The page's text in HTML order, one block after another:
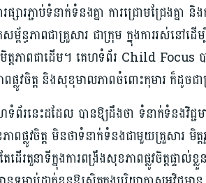
សារភ្ជាប់​ទំនាក់ទំនង​គ្នា ការ​ជ្រោមជ្រែង​គ្នា
ម្ព័ន្ធភាពជាគ្រួសារ ជាក្រុម ក្នុង​ការរស់នៅ​ដ
តភាព​ជាដើម។​ គេហទំព័រ Child Focus បា
ផ្លូវចិត្ត និង​សុខុមាលភាព​ចំពោះ​កុមារ​ ក៏ដូច
ទំព័រ​នេះ​ដដែល បាន​ឱ្យដឹង​ថា ទំនាក់ទំនង​វិ
ព​ផ្លូវចិត្ត មិនថា​ទំនាក់ទំនង​ជាមួយ​គ្រួសារ មិ
ដើរតួនាទី​ក្នុងការ​ពង្រឹង​សុខភាព​ផ្លូវចិត្ត​ផ្ទ